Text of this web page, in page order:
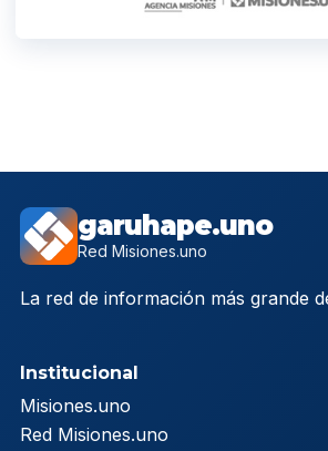
garuhape.uno
Red Misiones.uno
La red de información más grande
Institucional
Misiones.uno
Red Misiones.uno